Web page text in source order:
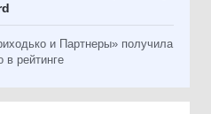
и Партнеры» получила
в рейтинге